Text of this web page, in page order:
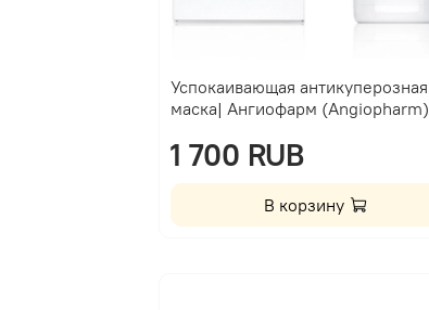
Успокаивающая антикуперозная
маска| Ангиофарм (Angiopharm)
1 700 RUB
В корзину